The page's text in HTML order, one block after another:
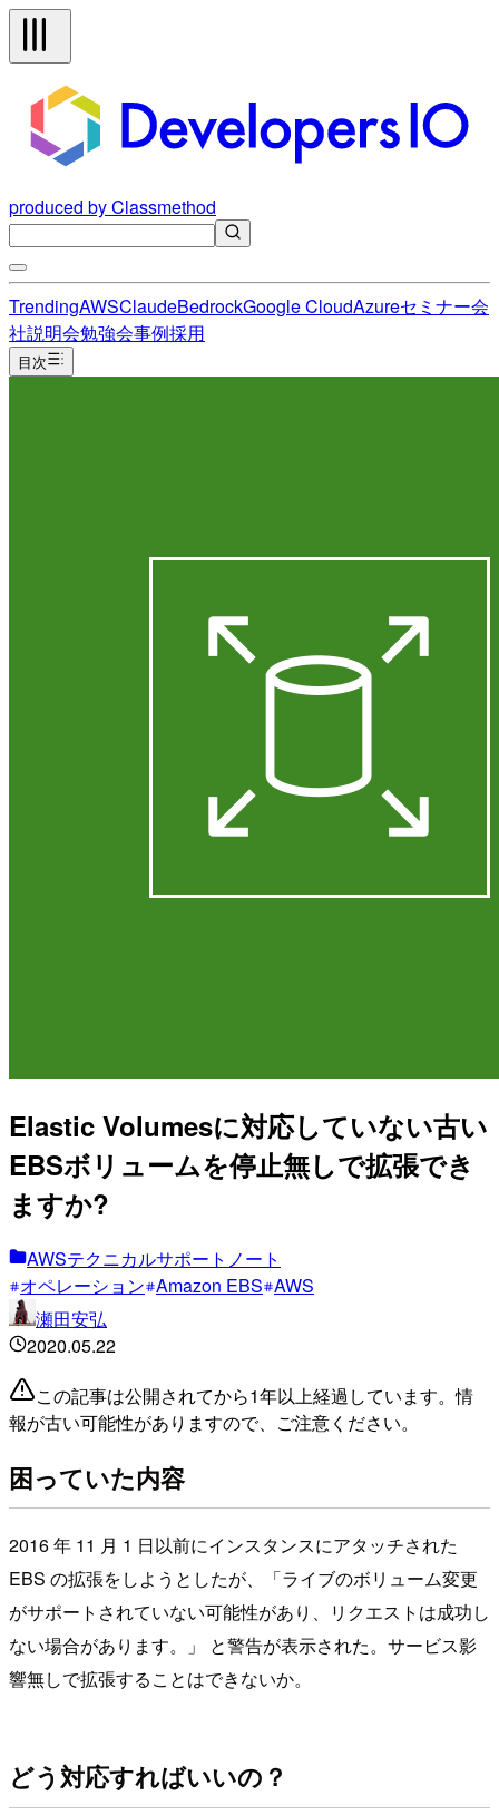
produced by Classmethod
TrendingAWSClaudeBedrockGoogle CloudAzureセミナー会
社説明会勉強会事例採用
目次
Elastic Volumesに対応していない古い
EBSボリュームを停止無しで拡張でき
ますか?
AWSテクニカルサポートノート
オペレーション Amazon EBS AWS
瀬田安弘
2020.05.22
この記事は公開されてから1年以上経過しています。情
報が古い可能性がありますので、ご注意ください。
困っていた内容
2016 年 11 月 1 日以前にインスタンスにアタッチされた
EBS の拡張をしようとしたが、「ライブのボリューム変更
がサポートされていない可能性があり、リクエストは成功し
ない場合があります。」 と警告が表示された。サービス影
響無しで拡張することはできないか。
どう対応すればいいの？